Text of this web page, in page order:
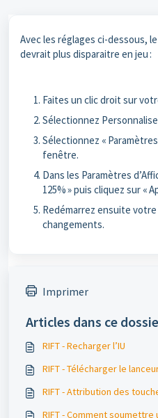
Avec les réglages ci-dessous,
devrait plus disparaitre en jeu :
Faites un clic droit sur
Sélectionnez
Sélectionnez «
fenêtre.
Dans les Paramètres
125% » puis cliquez sur «
Redémarrez ensuite
changements.
Imprimer
Articles dans ce
RIFT - Recharger l’IU
RIFT - Télécharger le
RIFT - Attribution des
RIFT - Comment soumettre